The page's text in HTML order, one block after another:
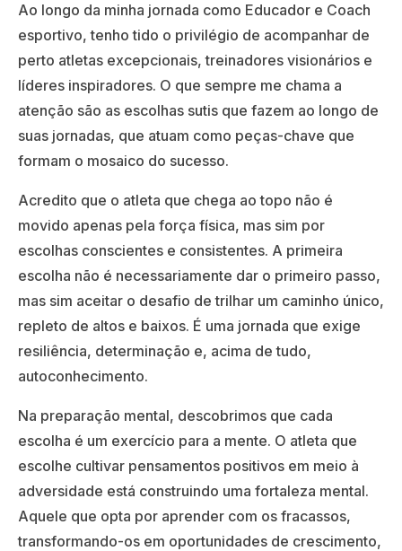
Ao longo da minha jornada como Educador e Coach
esportivo, tenho tido o privilégio de acompanhar de
perto atletas excepcionais, treinadores visionários e
líderes inspiradores. O que sempre me chama a
atenção são as escolhas sutis que fazem ao longo de
suas jornadas, que atuam como peças-chave que
formam o mosaico do sucesso.
Acredito que o atleta que chega ao topo não é
movido apenas pela força física, mas sim por
escolhas conscientes e consistentes. A primeira
escolha não é necessariamente dar o primeiro passo,
mas sim aceitar o desafio de trilhar um caminho único,
repleto de altos e baixos. É uma jornada que exige
resiliência, determinação e, acima de tudo,
autoconhecimento.
Na preparação mental, descobrimos que cada
escolha é um exercício para a mente. O atleta que
escolhe cultivar pensamentos positivos em meio à
adversidade está construindo uma fortaleza mental.
Aquele que opta por aprender com os fracassos,
transformando-os em oportunidades de crescimento,